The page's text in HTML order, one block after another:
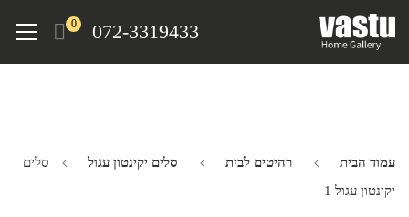
072-3319433
0
Menu
עמוד הבית רהיטים לבית סלים יקינטון עגול
סלים
יקינטון עגול 1